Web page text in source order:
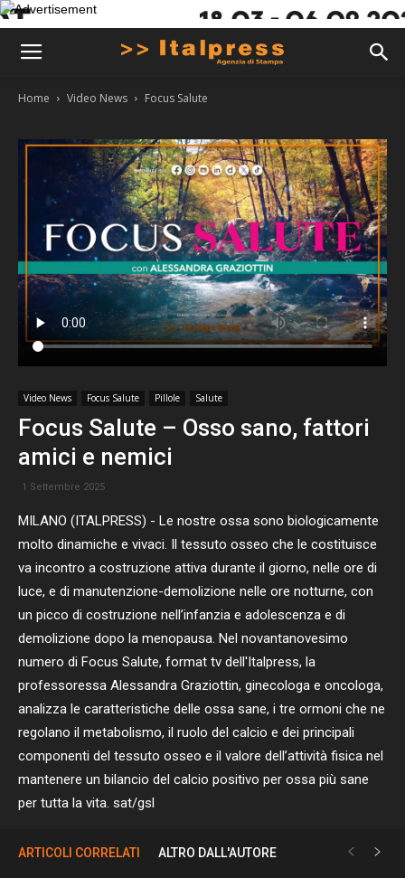
Home Video News Focus Salute
Video News Focus Salute Pillole Salute
Focus Salute – Osso sano, fattori
amici e nemici
1 Settembre 2025
MILANO (ITALPRESS) - Le nostre ossa sono biologicamente
molto dinamiche e vivaci. Il tessuto osseo che le costituisce
va incontro a costruzione attiva durante il giorno, nelle ore di
luce, e di manutenzione-demolizione nelle ore notturne, con
un picco di costruzione nell’infanzia e adolescenza e di
demolizione dopo la menopausa. Nel novantanovesimo
numero di Focus Salute, format tv dell'Italpress, la
professoressa Alessandra Graziottin, ginecologa e oncologa,
analizza le caratteristiche delle ossa sane, i tre ormoni che ne
regolano il metabolismo, il ruolo del calcio e dei principali
componenti del tessuto osseo e il valore dell’attività fisica nel
mantenere un bilancio del calcio positivo per ossa più sane
per tutta la vita. sat/gsl
ARTICOLI CORRELATI ALTRO DALL'AUTORE